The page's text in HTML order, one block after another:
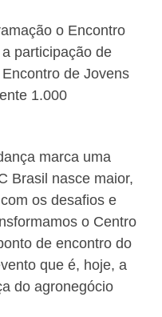
o Encontro
participação de
de Jovens
1.000
marca uma
Brasil nasce maior,
os desafios e
o Centro
de encontro do
que é, hoje, a
do agronegócio